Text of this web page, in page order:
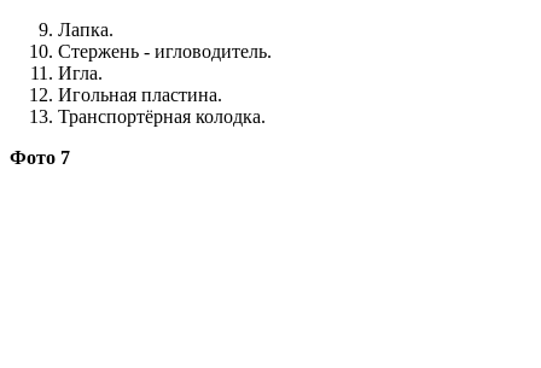
Лапка.
Стержень - игловодитель.
Игла.
Игольная пластина.
Транспортёрная колодка.
Фото 7